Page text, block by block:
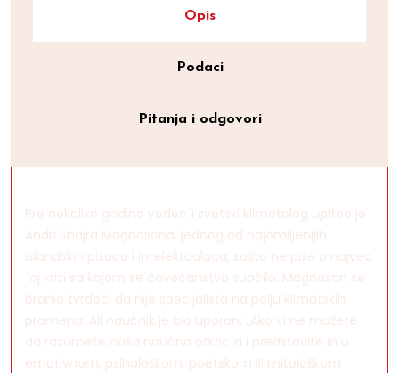
Opis
Podaci
Pitanja i odgovori
Pre nekoliko godina vodec´i svetski klimatolog upitao je
Andri Snajra Magnasona, jednog od najomiljenijih
islandskih pisaca i intelektualaca, zašto ne piše o najvec
´oj krizi sa kojom se čovečanstvo suočilo. Magnason se
branio tvrdeći da nije specijalista na polju klimatskih
promena. Ali naučnik je bio uporan: „Ako vi ne možete
da razumete naša naučna otkric´a i predstavite ih u
emotivnom, psihološkom, poetskom ili mitološkom